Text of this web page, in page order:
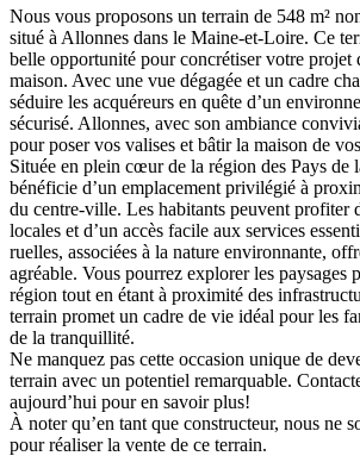
Nous vous proposons un terrain de 548 m²
situé à Allonnes dans le Maine-et-Loire. Ce
belle opportunité pour concrétiser votre projet
maison. Avec une vue dégagée et un cadre
séduire les acquéreurs en quête d’un
sécurisé. Allonnes, avec son ambiance
pour poser vos valises et bâtir la maison de
Située en plein cœur de la région des Pays de
bénéficie d’un emplacement privilégié à
du centre-ville. Les habitants peuvent profiter
locales et d’un accès facile aux services
ruelles, associées à la nature environnante,
agréable. Vous pourrez explorer les paysages
région tout en étant à proximité des
terrain promet un cadre de vie idéal pour les
de la tranquillité.
Ne manquez pas cette occasion unique de
terrain avec un potentiel remarquable.
aujourd’hui pour en savoir plus!
À noter qu’en tant que constructeur, nous ne
pour réaliser la vente de ce terrain.